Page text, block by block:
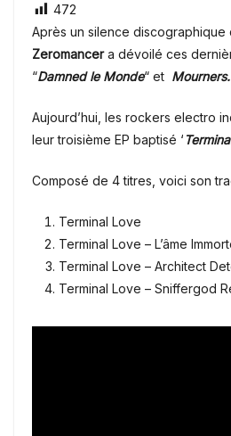
472
Après un silence discographique
Zeromancera dévoilé ces
“Damned le Monde“ et Mourners.
Aujourd’hui, les rockers electro
leur troisième EP baptisé ‘
Composé de 4 titres, voici son
Terminal Love
Terminal Love – L’âme
Terminal Love – Architect
Terminal Love – Sniffergod